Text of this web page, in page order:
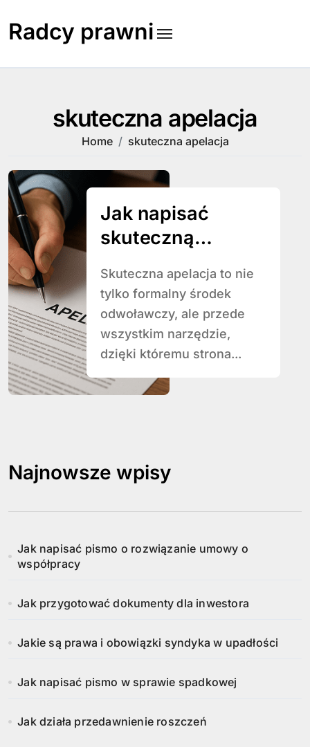
content
Radcy prawni
skuteczna apelacja
Home skuteczna apelacja
Jak napisać
skuteczną
Skuteczna apelacja to nie
tylko formalny środek
odwoławczy, ale przede
wszystkim narzędzie,
dzięki któremu strona...
Najnowsze wpisy
Jak napisać pismo o rozwiązanie umowy o
współpracy
Jak przygotować dokumenty dla inwestora
Jakie są prawa i obowiązki syndyka w upadłości
Jak napisać pismo w sprawie spadkowej
Jak działa przedawnienie roszczeń